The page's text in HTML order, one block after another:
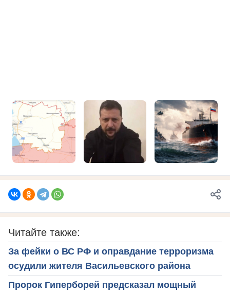
Читайте также:
За фейки о ВС РФ и оправдание терроризма
осудили жителя Васильевского района
Пророк Гиперборей предсказал мощный